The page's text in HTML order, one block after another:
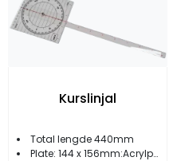
Kurslinjal
Total lengde 440mm
Plate: 144 x 156mm:Acrylplast